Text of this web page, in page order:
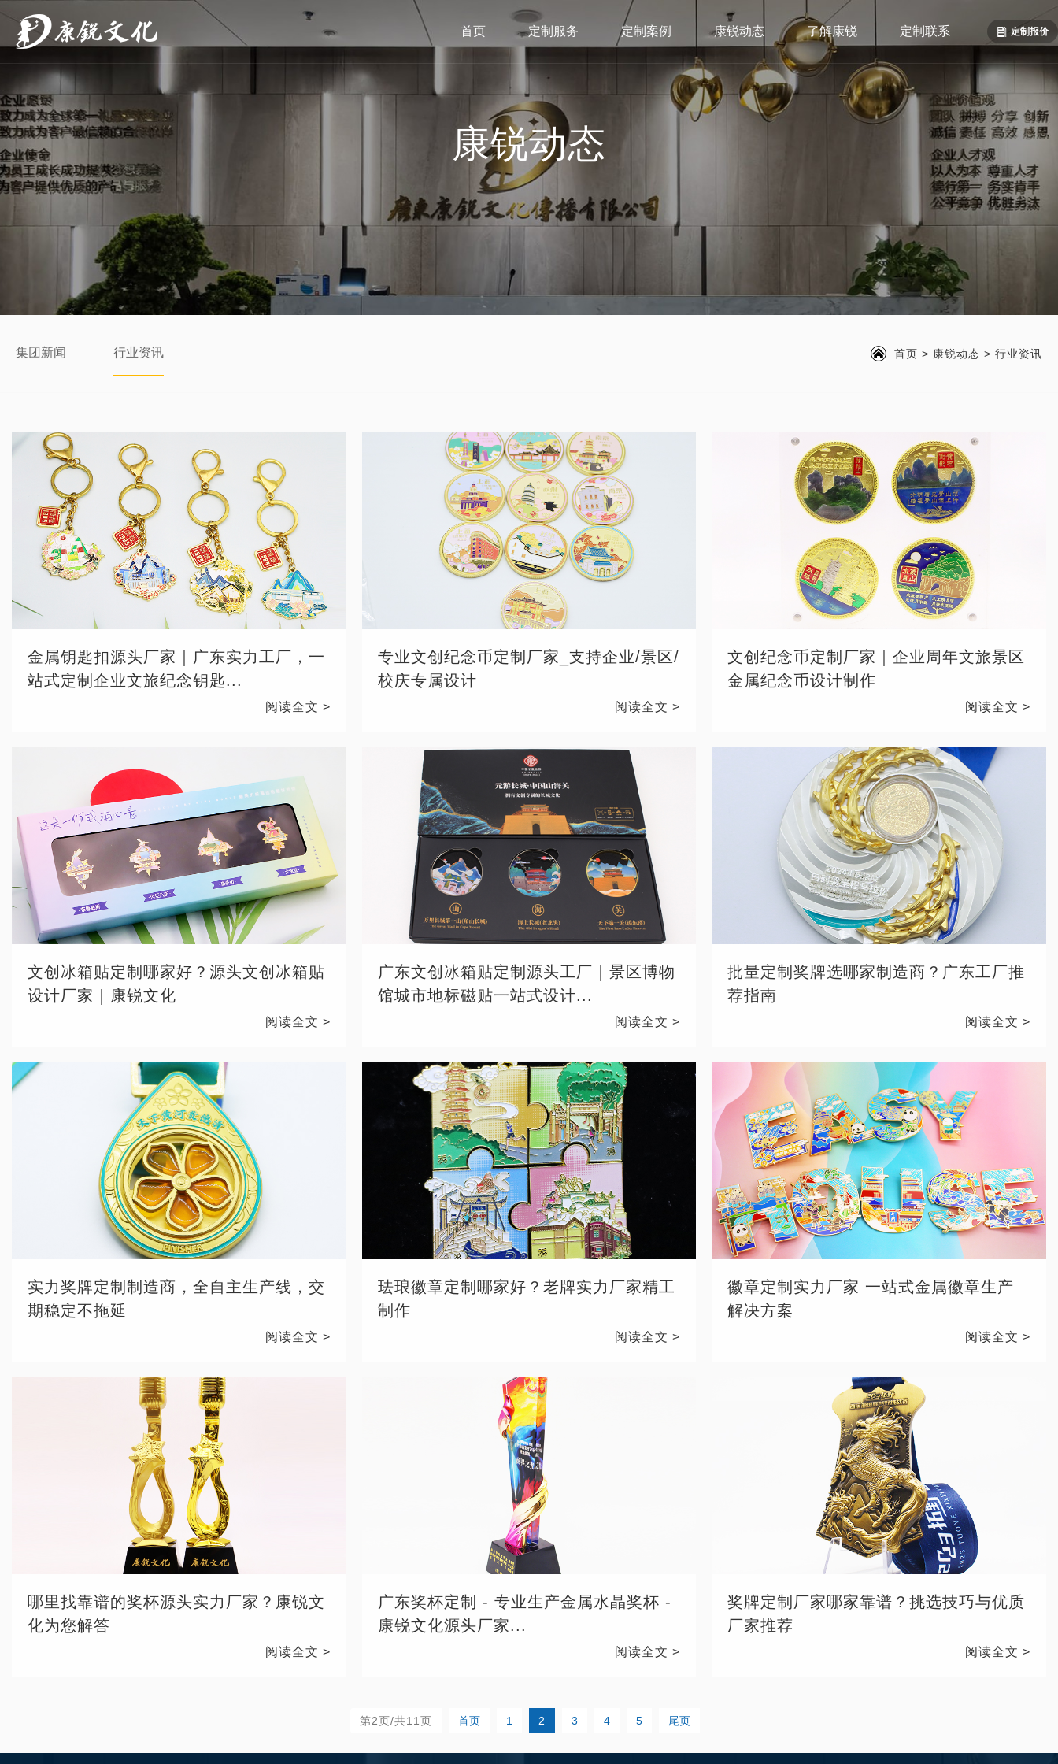
首页 定制服务 定制案例 康锐动态 了解康锐 定制联系 定制报价
康锐动态
集团新闻 行业资讯 首页 > 康锐动态 > 行业资讯
金属钥匙扣源头厂家｜广东实力工厂，一
站式定制企业文旅纪念钥匙...
阅读全文 >
专业文创纪念币定制厂家_支持企业/景区/
校庆专属设计
阅读全文 >
文创纪念币定制厂家｜企业周年文旅景区
金属纪念币设计制作
阅读全文 >
文创冰箱贴定制哪家好？源头文创冰箱贴
设计厂家｜康锐文化
阅读全文 >
广东文创冰箱贴定制源头工厂｜景区博物
馆城市地标磁贴一站式设计...
阅读全文 >
批量定制奖牌选哪家制造商？广东工厂推
荐指南
阅读全文 >
实力奖牌定制制造商，全自主生产线，交
期稳定不拖延
阅读全文 >
珐琅徽章定制哪家好？老牌实力厂家精工
制作
阅读全文 >
徽章定制实力厂家 一站式金属徽章生产
解决方案
阅读全文 >
哪里找靠谱的奖杯源头实力厂家？康锐文
化为您解答
阅读全文 >
广东奖杯定制 - 专业生产金属水晶奖杯 -
康锐文化源头厂家...
阅读全文 >
奖牌定制厂家哪家靠谱？挑选技巧与优质
厂家推荐
阅读全文 >
第2页/共11页 首页 1 2 3 4 5 尾页